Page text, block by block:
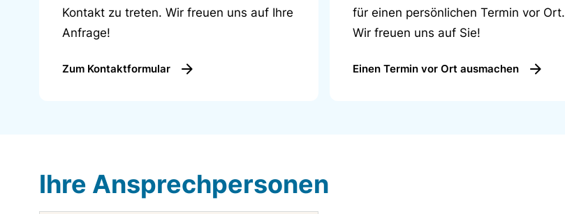
Kontakt zu treten. Wir freuen uns auf Ihre
Anfrage!
Zum Kontaktformular
für einen persönlichen Termin vor Ort.
Wir freuen uns auf Sie!
Einen Termin vor Ort ausmachen
Ihre Ansprechpersonen